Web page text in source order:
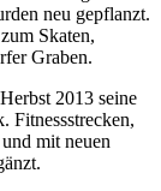
neu gepflanzt.
Skaten,
Graben.
2013 seine
Fitnessstrecken,
mit neuen